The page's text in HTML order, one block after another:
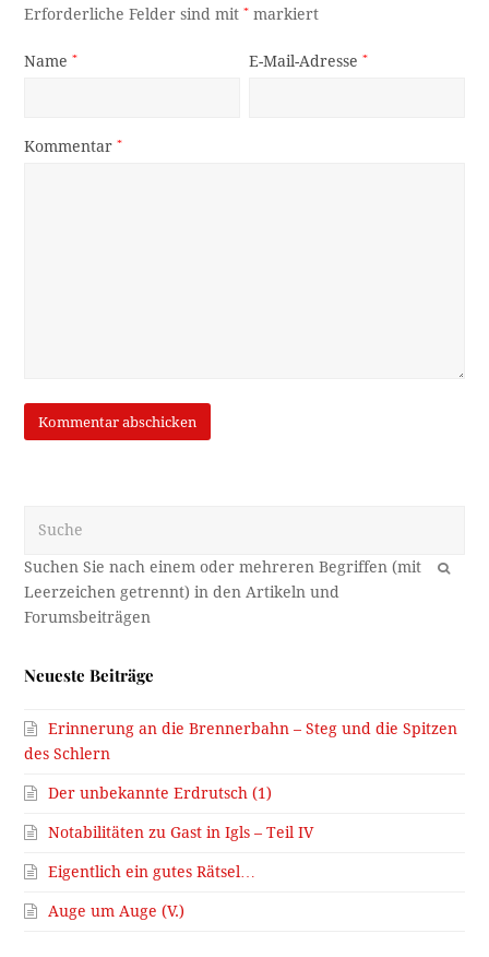
Erforderliche Felder sind mit* markiert
Name* E-Mail-Adresse*
Kommentar*
OK
Neueste Beiträge
Erinnerung an die Brennerbahn – Steg und die Spitzen
des Schlern
Der unbekannte Erdrutsch (1)
Notabilitäten zu Gast in Igls – Teil IV
Eigentlich ein gutes Rätsel…
Auge um Auge (V.)